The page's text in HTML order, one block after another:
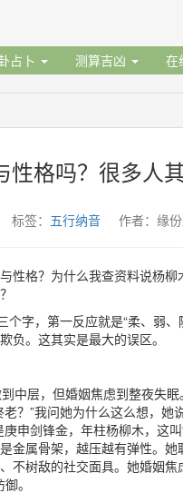
占卜 测算吉凶 在
格吗？很多人
签： 五行纳音 作者：缘份
性格？为什么我查资料说杨
字，第一反应就是“柔、弱
。这其实是最大的误区。
中层，但婚姻焦虑到整夜失眠
？”我问她为什么这么想，她
剑锋金，年柱杨柳木，这叫
金属骨架，越压越有弹性。
不树敌的社交面具。她婚姻
。